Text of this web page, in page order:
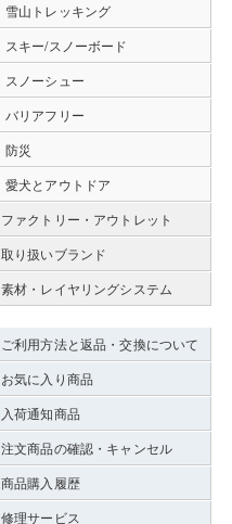
雪山トレッキング
スキー/スノーボード
スノーシュー
バリアフリー
防災
愛犬とアウトドア
ファクトリー・アウトレット
取り扱いブランド
素材・レイヤリングシステム
ご利用方法と返品・交換について
お気に入り商品
入荷通知商品
注文商品の確認・キャンセル
商品購入履歴
修理サービス